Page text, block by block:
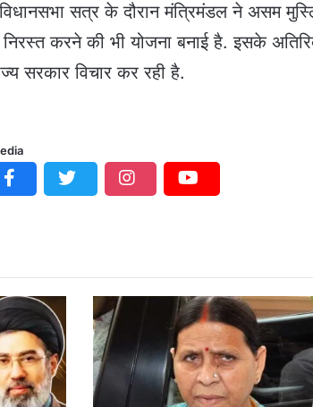
सत्र के दौरान मंत्रिमंडल ने असम
करने की भी योजना बनाई है. इसके
सरकार विचार कर रही है.